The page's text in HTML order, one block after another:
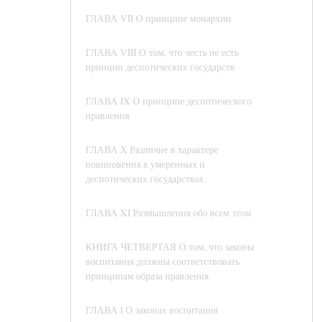
ГЛАВА VII О принципе монархии
ГЛАВА VIII О том, что честь не есть
принцип деспотических государств
ГЛАВА IX О принципе деспотического
правления
ГЛАВА Х Различие в характере
повиновения в умеренных и
деспотических государствах
ГЛАВА XI Размышления обо всем этом
КНИГА ЧЕТВЕРТАЯ О том, что законы
воспитания должны соответствовать
принципам образа правления
ГЛАВА I О законах воспитания